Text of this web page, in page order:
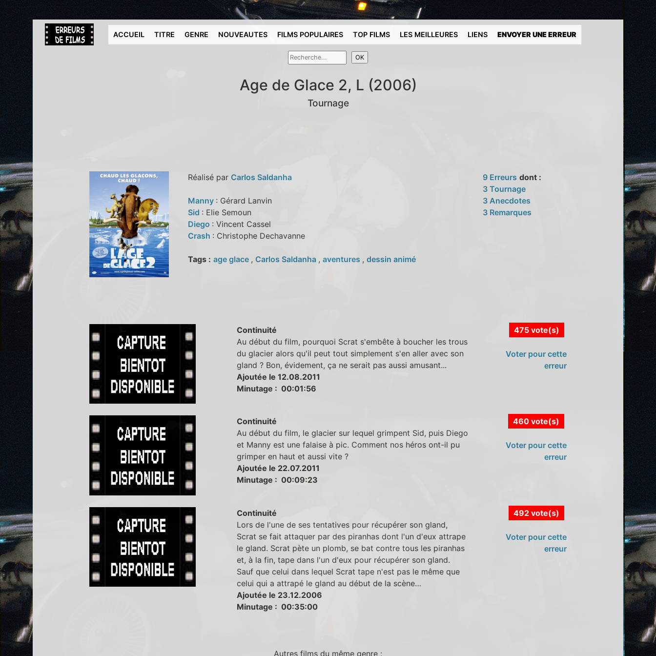
ACCUEIL TITRE GENRE NOUVEAUTES FILMS POPULAIRES TOP FILMS LES MEILLEURES LIENS ENVOYER UNE ERREUR
Age de Glace 2, L (2006)
Tournage
Réalisé par Carlos Saldanha
Manny : Gérard Lanvin
Sid : Elie Semoun
Diego : Vincent Cassel
Crash : Christophe Dechavanne
Tags : age glace , Carlos Saldanha , aventures , dessin animé
9 Erreurs dont :
3 Tournage
3 Anecdotes
3 Remarques
Continuité
Au début du film, pourquoi Scrat s'embête à boucher les trous
du glacier alors qu'il peut tout simplement s'en aller avec son
gland ? Bon, évidement, ça ne serait pas aussi amusant...
Ajoutée le 12.08.2011
Minutage : 00:01:56
475 vote(s)
Voter pour cette
erreur
Continuité
Au début du film, le glacier sur lequel grimpent Sid, puis Diego
et Manny est une falaise à pic. Comment nos héros ont-il pu
grimper en haut et aussi vite ?
Ajoutée le 22.07.2011
Minutage : 00:09:23
460 vote(s)
Voter pour cette
erreur
Continuité
Lors de l'une de ses tentatives pour récupérer son gland,
Scrat se fait attaquer par des piranhas dont l'un d'eux attrape
le gland. Scrat pète un plomb, se bat contre tous les piranhas
et, à la fin, tape dans l'un d'eux pour récupérer son gland.
Sauf que celui dans lequel Scrat tape n'est pas le même que
celui qui a attrapé le gland au début de la scène…
Ajoutée le 23.12.2006
Minutage : 00:35:00
492 vote(s)
Voter pour cette
erreur
Autres films du même genre :